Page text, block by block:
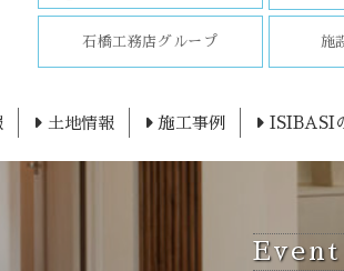
石橋工務店グループ 施
土地情報 施工事例 ISIBASI